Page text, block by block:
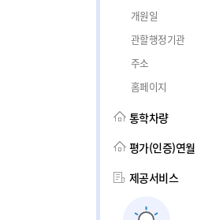
개원일
관할행정기관
주소
홈페이지
통학차량
평가(인증)연월
제공서비스